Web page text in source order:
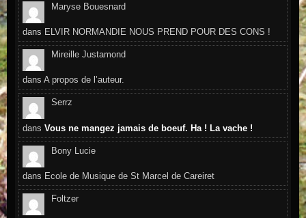
Maryse Bouesnard
dans ELVIR NORMANDIE NOUS PREND POUR DES CONS !
Mireille Justamond
dansA propos de l’auteur.
Serrz
dansVous ne mangez jamais de boeuf. Ha ! La vache !
Bony Lucie
dans Ecole de Musique de St Marcel de Careiret
Foltzer